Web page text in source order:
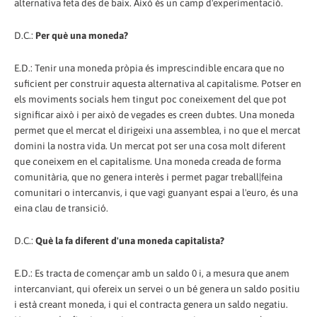
alternativa feta des de baix. Això és un camp d'experimentació.
D.C.: Per què una moneda?
E.D.: Tenir una moneda pròpia és imprescindible encara que no
suficient per construir aquesta alternativa al capitalisme. Potser en
els moviments socials hem tingut poc coneixement del que pot
significar això i per això de vegades es creen dubtes. Una moneda
permet que el mercat el dirigeixi una assemblea, i no que el mercat
domini la nostra vida. Un mercat pot ser una cosa molt diferent
que coneixem en el capitalisme. Una moneda creada de forma
comunitària, que no genera interès i permet pagar treball|feina
comunitari o intercanvis, i que vagi guanyant espai a l'euro, és una
eina clau de transició.
D.C.: Què la fa diferent d'una moneda capitalista?
E.D.: Es tracta de començar amb un saldo 0 i, a mesura que anem
intercanviant, qui ofereix un servei o un bé genera un saldo positiu
i està creant moneda, i qui el contracta genera un saldo negatiu.